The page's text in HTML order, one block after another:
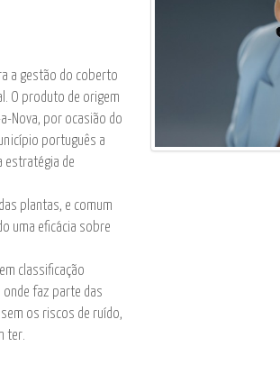
a gestão do coberto
O produto de origem
a-Nova, por ocasião do
português a
estratégia de
plantas, e comum
uma eficácia sobre
classificação
faz parte das
os riscos de ruído,
ter.